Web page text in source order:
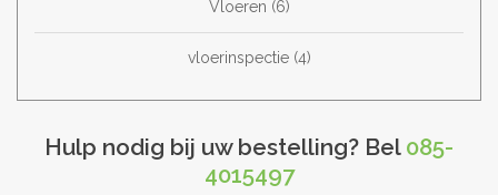
Vloeren (6)
vloerinspectie (4)
Hulp nodig bij uw bestelling? Bel 085-
4015497